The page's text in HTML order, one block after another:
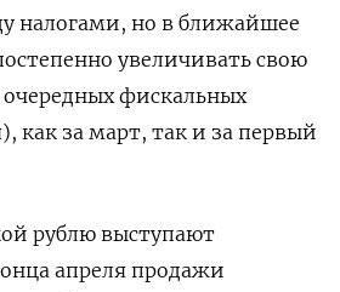
налогами, но в ближайшее
увеличивать свою
очередных фискальных
как за март, так и за первый
рублю выступают
апреля продажи